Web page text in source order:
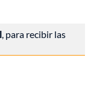
, para recibir las